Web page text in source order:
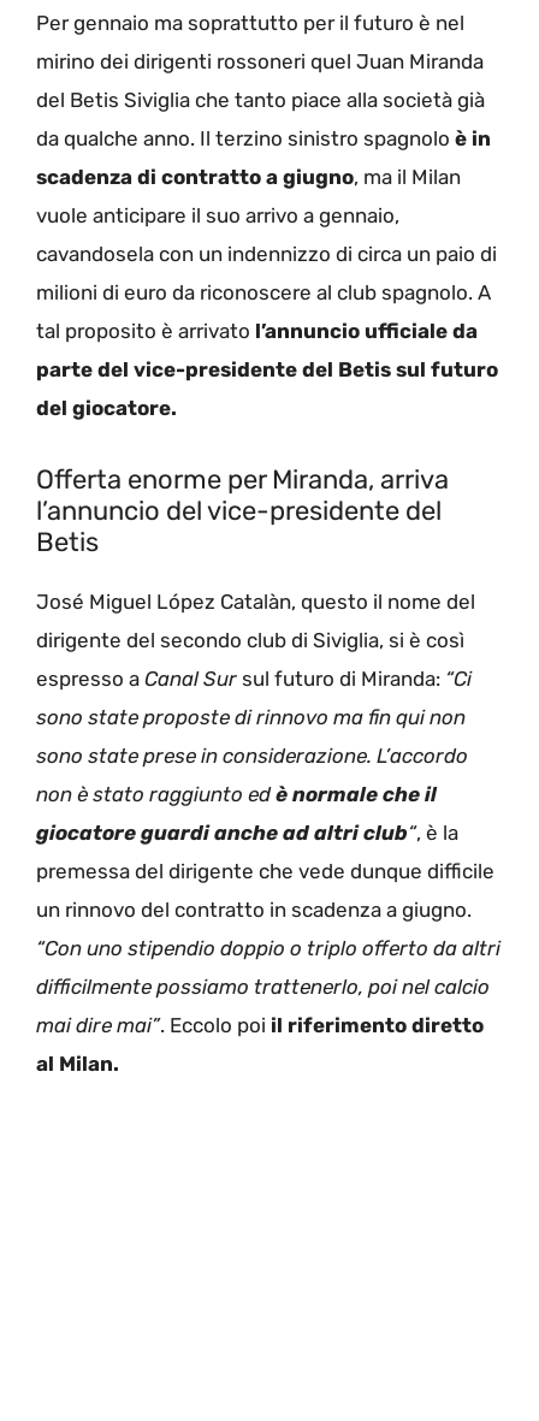
Per gennaio ma soprattutto per il futuro è nel
mirino dei dirigenti rossoneri quel Juan Miranda
del Betis Siviglia che tanto piace alla società già
da qualche anno. Il terzino sinistro spagnolo è in
scadenza di contratto a giugno, ma il Milan
vuole anticipare il suo arrivo a gennaio,
cavandosela con un indennizzo di circa un paio di
milioni di euro da riconoscere al club spagnolo. A
tal proposito è arrivato l’annuncio ufficiale da
parte del vice-presidente del Betis sul futuro
del giocatore.
Offerta enorme per Miranda, arriva
l’annuncio del vice-presidente del
Betis
José Miguel López Catalàn, questo il nome del
dirigente del secondo club di Siviglia, si è così
espresso a Canal Sur sul futuro di Miranda: “Ci
sono state proposte di rinnovo ma fin qui non
sono state prese in considerazione. L’accordo
non è stato raggiunto edè normale che il
giocatore guardi anche ad altri club“, è la
premessa del dirigente che vede dunque difficile
un rinnovo del contratto in scadenza a giugno.
“Con uno stipendio doppio o triplo offerto da altri
difficilmente possiamo trattenerlo, poi nel calcio
mai dire mai”. Eccolo poi il riferimento diretto
al Milan.